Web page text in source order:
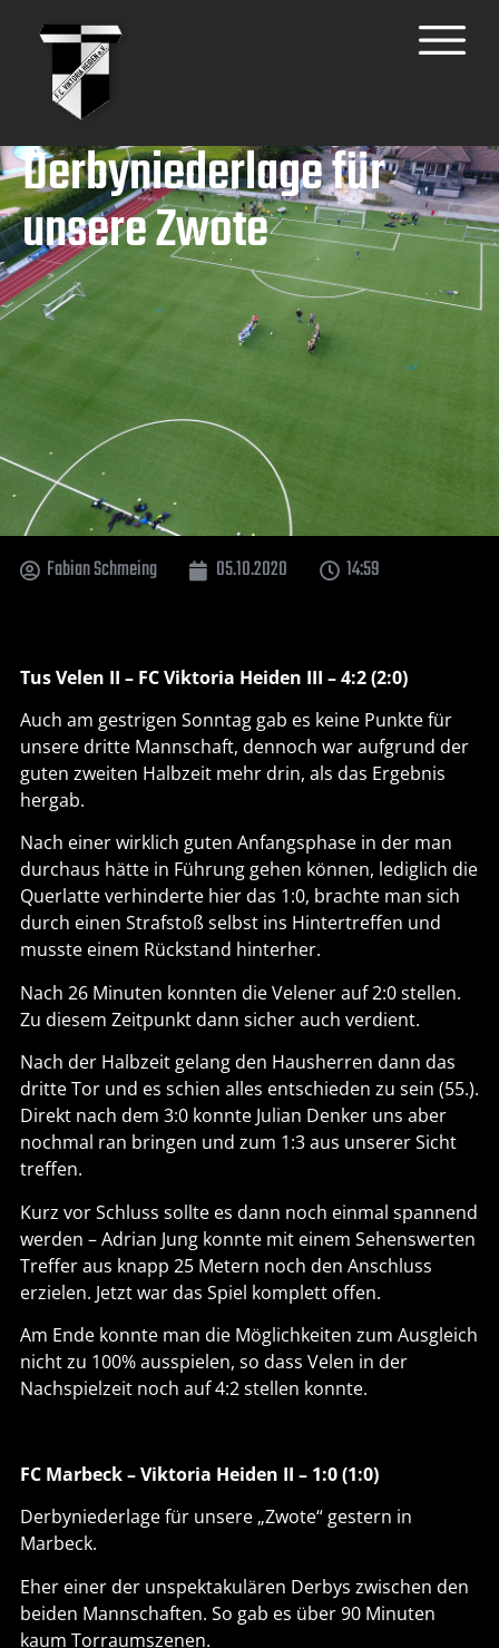
Derbyniederlage für
unsere Zwote
Fabian Schmeing 05.10.2020 14:59
Tus Velen II – FC Viktoria Heiden III – 4:2 (2:0)
Auch am gestrigen Sonntag gab es keine Punkte für
unsere dritte Mannschaft, dennoch war aufgrund der
guten zweiten Halbzeit mehr drin, als das Ergebnis
hergab.
Nach einer wirklich guten Anfangsphase in der man
durchaus hätte in Führung gehen können, lediglich die
Querlatte verhinderte hier das 1:0, brachte man sich
durch einen Strafstoß selbst ins Hintertreffen und
musste einem Rückstand hinterher.
Nach 26 Minuten konnten die Velener auf 2:0 stellen.
Zu diesem Zeitpunkt dann sicher auch verdient.
Nach der Halbzeit gelang den Hausherren dann das
dritte Tor und es schien alles entschieden zu sein (55.).
Direkt nach dem 3:0 konnte Julian Denker uns aber
nochmal ran bringen und zum 1:3 aus unserer Sicht
treffen.
Kurz vor Schluss sollte es dann noch einmal spannend
werden – Adrian Jung konnte mit einem Sehenswerten
Treffer aus knapp 25 Metern noch den Anschluss
erzielen. Jetzt war das Spiel komplett offen.
Am Ende konnte man die Möglichkeiten zum Ausgleich
nicht zu 100% ausspielen, so dass Velen in der
Nachspielzeit noch auf 4:2 stellen konnte.
FC Marbeck – Viktoria Heiden II – 1:0 (1:0)
Derbyniederlage für unsere „Zwote“ gestern in
Marbeck.
Eher einer der unspektakulären Derbys zwischen den
beiden Mannschaften. So gab es über 90 Minuten
kaum Torraumszenen.